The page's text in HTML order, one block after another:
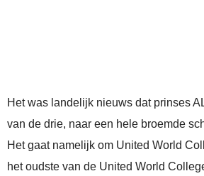
Het was landelijk nieuws dat prinses
van de drie, naar een hele broemde
Het gaat namelijk om United World
het oudste van de United World